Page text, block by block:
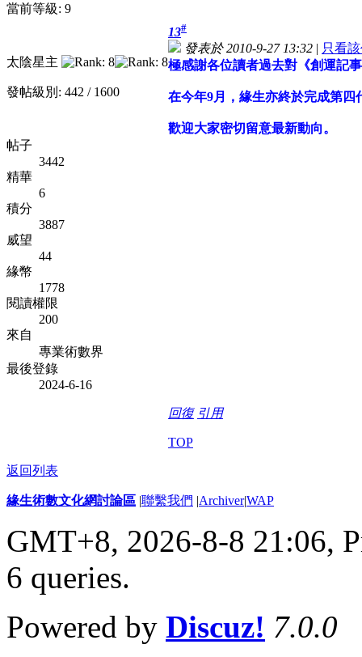
當前等級: 9
太陰星主
發帖級別: 442 / 1600
帖子
3442
精華
6
積分
3887
威望
44
緣幣
1778
閱讀權限
200
來自
專業術數界
最後登錄
2024-6-16
13#
發表於 2010-9-27 13:32 | 只看
極感謝各位讀者過去對《創運記
在今年9月，緣生亦終於完成第四
歡迎大家密切留意最新動向。
回復 引用
TOP
返回列表
緣生術數文化網討論區 |聯繫我們 |Archiver|WAP
GMT+8, 2026-8-8 21:06,
6 queries.
Powered by Discuz! 7.0.0